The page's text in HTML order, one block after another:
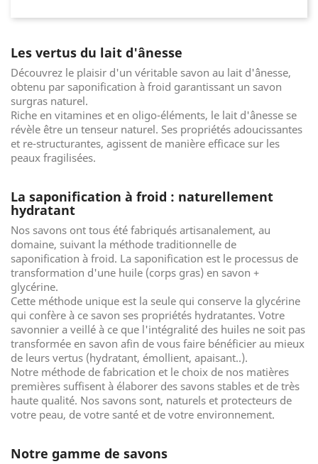
Les vertus du lait d'ânesse
Découvrez le plaisir d'un véritable savon au lait d'ânesse,
obtenu par saponification à froid garantissant un savon
surgras naturel.
Riche en vitamines et en oligo-éléments, le lait d'ânesse se
révèle être un tenseur naturel. Ses propriétés adoucissantes
et re-structurantes, agissent de manière efficace sur les
peaux fragilisées.
La saponification à froid : naturellement
hydratant
Nos savons ont tous été fabriqués artisanalement, au
domaine, suivant la méthode traditionnelle de
saponification à froid. La saponification est le processus de
transformation d'une huile (corps gras) en savon +
glycérine.
Cette méthode unique est la seule qui conserve la glycérine
qui confère à ce savon ses propriétés hydratantes. Votre
savonnier a veillé à ce que l'intégralité des huiles ne soit pas
transformée en savon afin de vous faire bénéficier au mieux
de leurs vertus (hydratant, émollient, apaisant..).
Notre méthode de fabrication et le choix de nos matières
premières suffisent à élaborer des savons stables et de très
haute qualité. Nos savons sont, naturels et protecteurs de
votre peau, de votre santé et de votre environnement.
Notre gamme de savons